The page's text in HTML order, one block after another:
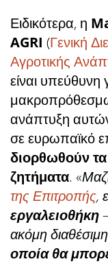
Ειδικότερα, η
AGRI (Γενική
Αγροτικής
είναι υπεύθυνη
ανάπτυξη
σε ευρωπαϊκό
διορθωθούν
ζητήματα. «
της Επιτροπής,
εργαλειοθήκη
ακόμη
οποία θα